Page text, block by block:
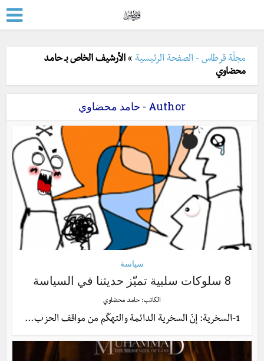
مجلّة قرطاس - الصفحة الرئيسية »الأرشيف الخاص بـ حامد
محضاوي
Author - حامد محضاوي
سياسة
8 سلوكات سلبية تميّز حديثنا في السياسة
الكاتب: حامد محضاوي
1-السخرية: إنّ السخرية الدائمة والتهكّم من مواقف الحزب...